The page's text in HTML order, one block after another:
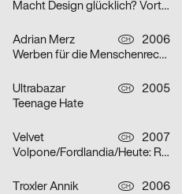
Macht Design glücklich? Vortrag Ruedi Baur
Adrian Merz CH
2006
Werben für die Menschenrechte
Ultrabazar CH
2005
Teenage Hate
Velvet CH
2007
Volpone/Fordlandia/Heute: Raum Lumina/Die Nibelungen
Troxler Annik CH
2006